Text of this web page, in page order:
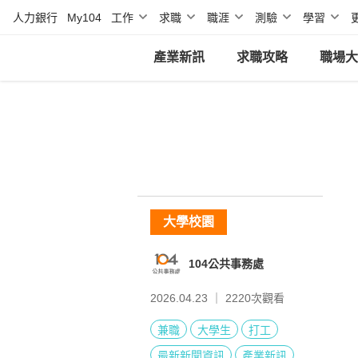
人力銀行 My104 工作 求職 職涯 測驗 學習
產業新訊 求職攻略 職場
大學校園
104公共事務處
2026.04.23 ｜ 2220次觀看
兼職 大學生
打工